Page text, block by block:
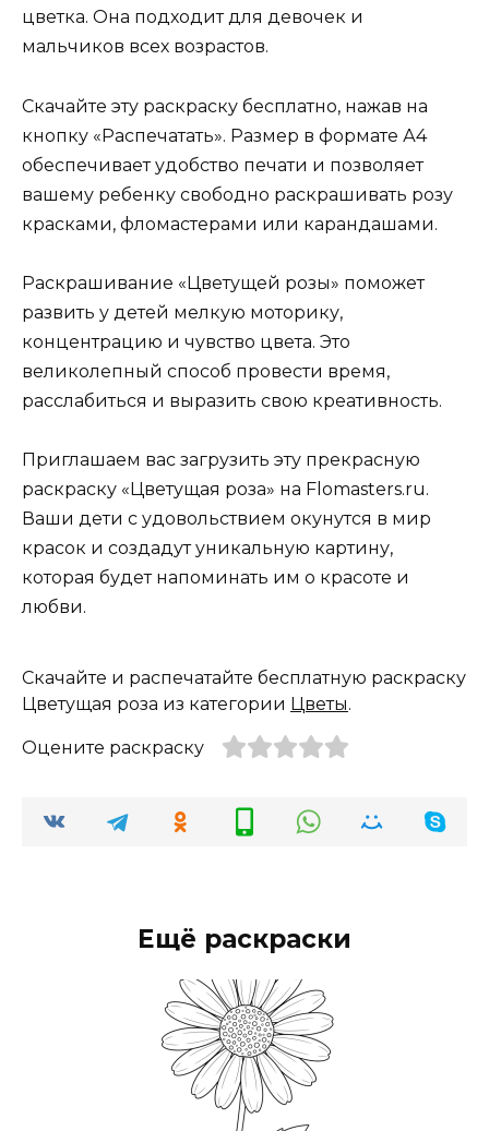
цветка. Она подходит для девочек и
мальчиков всех возрастов.
Скачайте эту раскраску бесплатно, нажав на
кнопку «Распечатать». Размер в формате А4
обеспечивает удобство печати и позволяет
вашему ребенку свободно раскрашивать розу
красками, фломастерами или карандашами.
Раскрашивание «Цветущей розы» поможет
развить у детей мелкую моторику,
концентрацию и чувство цвета. Это
великолепный способ провести время,
расслабиться и выразить свою креативность.
Приглашаем вас загрузить эту прекрасную
раскраску «Цветущая роза» на Flomasters.ru.
Ваши дети с удовольствием окунутся в мир
красок и создадут уникальную картину,
которая будет напоминать им о красоте и
любви.
Скачайте и распечатайте бесплатную раскраску
Цветущая роза из категории Цветы.
Оцените раскраску
Ещё раскраски